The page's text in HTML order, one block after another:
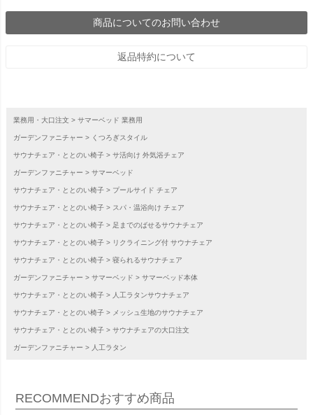
商品についてのお問い合わせ
返品特約について
業務用・大口注文 サマーベッド 業務用
ガーデンファニチャー くつろぎスタイル
サウナチェア・ととのい椅子 サ活向け 外気浴チェア
ガーデンファニチャー サマーベッド
サウナチェア・ととのい椅子 プールサイド チェア
サウナチェア・ととのい椅子 スパ・温浴向け チェア
サウナチェア・ととのい椅子 足までのばせるサウナチェア
サウナチェア・ととのい椅子 リクライニング付 サウナチェア
サウナチェア・ととのい椅子 寝られるサウナチェア
ガーデンファニチャー サマーベッド サマーベッド本体
サウナチェア・ととのい椅子 人工ラタンサウナチェア
サウナチェア・ととのい椅子 メッシュ生地のサウナチェア
サウナチェア・ととのい椅子 サウナチェアの大口注文
ガーデンファニチャー 人工ラタン
RECOMMENDおすすめ商品